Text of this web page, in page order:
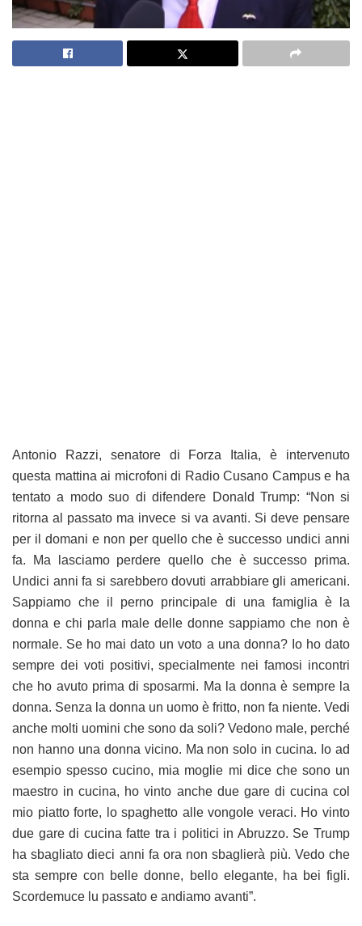
Antonio Razzi, senatore di Forza Italia, è intervenuto
questa mattina ai microfoni di Radio Cusano Campus e ha
tentato a modo suo di difendere Donald Trump: “Non si
ritorna al passato ma invece si va avanti. Si deve pensare
per il domani e non per quello che è successo undici anni
fa. Ma lasciamo perdere quello che è successo prima.
Undici anni fa si sarebbero dovuti arrabbiare gli americani.
Sappiamo che il perno principale di una famiglia è la
donna e chi parla male delle donne sappiamo che non è
normale. Se ho mai dato un voto a una donna? Io ho dato
sempre dei voti positivi, specialmente nei famosi incontri
che ho avuto prima di sposarmi. Ma la donna è sempre la
donna. Senza la donna un uomo è fritto, non fa niente. Vedi
anche molti uomini che sono da soli? Vedono male, perché
non hanno una donna vicino. Ma non solo in cucina. Io ad
esempio spesso cucino, mia moglie mi dice che sono un
maestro in cucina, ho vinto anche due gare di cucina col
mio piatto forte, lo spaghetto alle vongole veraci. Ho vinto
due gare di cucina fatte tra i politici in Abruzzo. Se Trump
ha sbagliato dieci anni fa ora non sbaglierà più. Vedo che
sta sempre con belle donne, bello elegante, ha bei figli.
Scordemuce lu passato e andiamo avanti”.